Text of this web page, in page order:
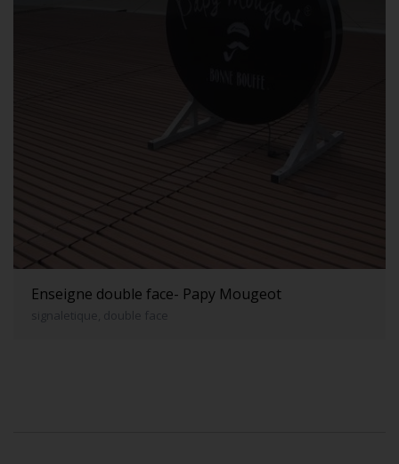
Enseigne double face- Papy Mougeot
signaletique, double face